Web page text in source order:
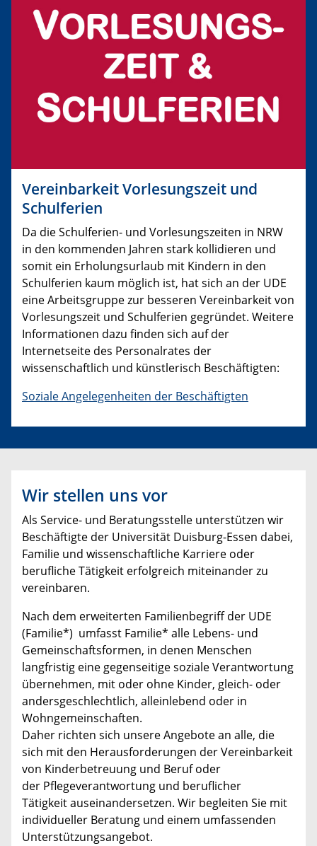
Vereinbarkeit Vorlesungszeit und
Schulferien
Da die Schulferien- und Vorlesungszeiten in NRW
in den kommenden Jahren stark kollidieren und
somit ein Erholungsurlaub mit Kindern in den
Schulferien kaum möglich ist, hat sich an der UDE
eine Arbeitsgruppe zur besseren Vereinbarkeit von
Vorlesungszeit und Schulferien gegründet. Weitere
Informationen dazu finden sich auf der
Internetseite des Personalrates der
wissenschaftlich und künstlerisch Beschäftigten:
Soziale Angelegenheiten der Beschäftigten
Wir stellen uns vor
Als Service- und Beratungsstelle unterstützen wir
Beschäftigte der Universität Duisburg-Essen dabei,
Familie und wissenschaftliche Karriere oder
berufliche Tätigkeit erfolgreich miteinander zu
vereinbaren.
Nach dem erweiterten Familienbegriff der UDE
(Familie*) umfasst Familie* alle Lebens- und
Gemeinschaftsformen, in denen Menschen
langfristig eine gegenseitige soziale Verantwortung
übernehmen, mit oder ohne Kinder, gleich- oder
andersgeschlechtlich, alleinlebend oder in
Wohngemeinschaften.
Daher richten sich unsere Angebote an alle, die
sich mit den Herausforderungen der Vereinbarkeit
von Kinderbetreuung und Beruf oder
der Pflegeverantwortung und beruflicher
Tätigkeit auseinandersetzen. Wir begleiten Sie mit
individueller Beratung und einem umfassenden
Unterstützungsangebot.